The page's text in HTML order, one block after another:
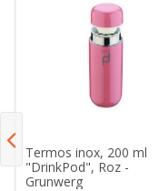
Termos inox, 200 ml
"DrinkPod", Roz -
Grunwerg